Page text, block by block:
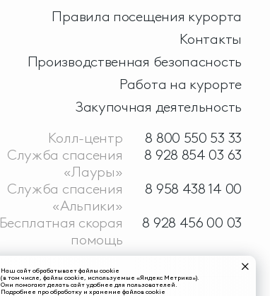
Правила посещения курорта
Контакты
Производственная безопасность
Работа на курорте
Закупочная деятельность
Колл-центр
8 800 550 53 33
Служба спасения
«Лауры»
8 928 854 03 63
Служба спасения
«Альпики»
8 958 438 14 00
Бесплатная скорая
помощь
8 928 456 00 03
Наш сайт обрабатывает файлы cookie
(в том числе, файлы cookie, используемые «Яндекс Метрика»).
Они помогают делать сайт удобнее для пользователей.
Подробнее про обработку и хранение файлов cookie